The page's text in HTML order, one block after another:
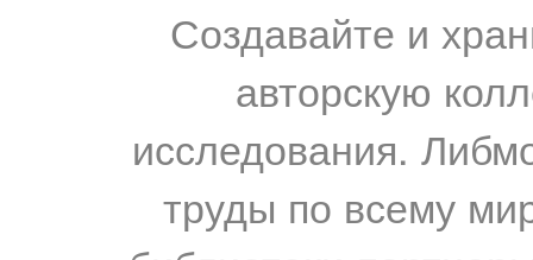
Создавайте и
авторскую
исследования.
труды по всему